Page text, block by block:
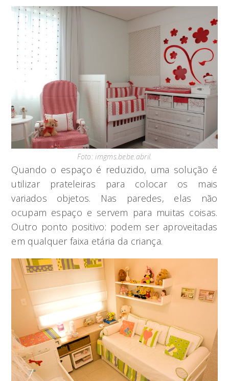
Foto: imgms.bebe.abril.
Quando o espaço é reduzido, uma solução é
utilizar prateleiras para colocar os mais
variados objetos. Nas paredes, elas não
ocupam espaço e servem para muitas coisas.
Outro ponto positivo: podem ser aproveitadas
em qualquer faixa etária da criança.